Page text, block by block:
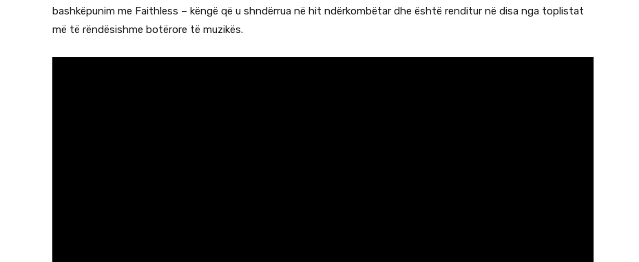
bashkëpunim me Faithless – këngë që u shndërrua në hit ndërkombëtar dhe është renditur në disa nga toplistat
më të rëndësishme botërore të muzikës.